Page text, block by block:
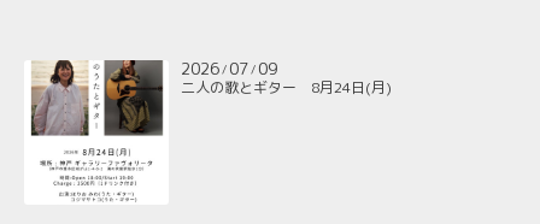
2026/ 07/ 09
二人の歌とギター 8月24日(月)